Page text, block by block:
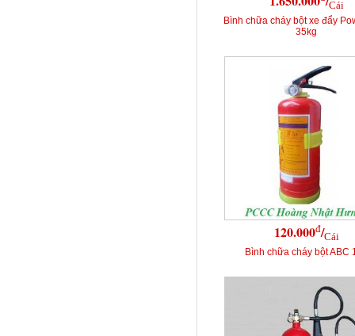
Cái
Bình chữa cháy bột xe đẩy
35kg
120.000đ/Cái
Bình chữa cháy bột ABC